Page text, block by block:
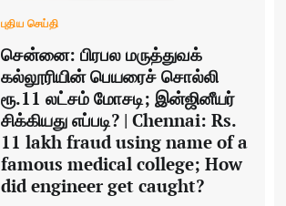
புதிய செய்தி
சென்னை: பிரபல மருத்துவக்
கல்லூரியின் பெயரைச் சொல்லி
ரூ.11 லட்சம் மோசடி; இன்ஜினீயர்
சிக்கியது எப்படி? | Chennai: Rs.
11 lakh fraud using name of a
famous medical college; How
did engineer get caught?